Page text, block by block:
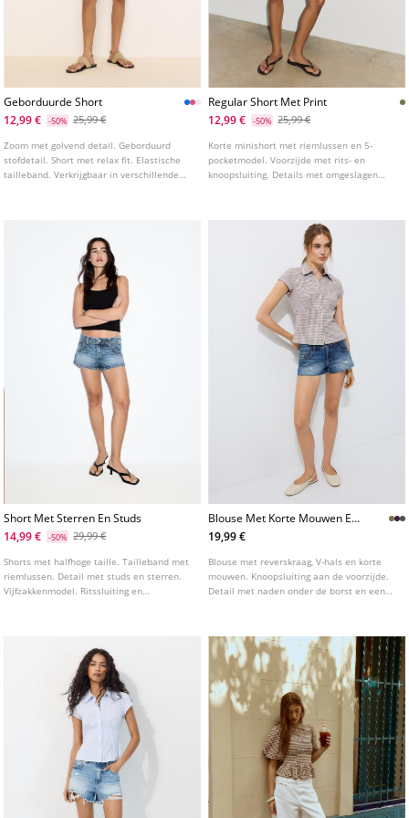
Geborduurde Short
12,99 €
-50% 25,99 €
Zoom met golvend detail. Geborduurd
stofdetail. Short met relax fit. Elastische
tailleband. Verkrijgbaar in verschillende
Regular Short Met Print
12,99 €
-50% 25,99 €
Korte minishort met riemlussen en 5-
pocketmodel. Voorzijde met rits- en
knoopsluiting. Details met omgeslagen
Short Met Sterren En Studs
14,99 €
-50% 29,99 €
Shorts met halfhoge taille. Tailleband met
riemlussen. Detail met studs en sterren.
Vijfzakkenmodel. Ritssluiting en
Blouse Met Korte Mouwen En
Deelnaden Onder De Borst
19,99 €
Blouse met reverskraag, V-hals en korte
mouwen. Knoopsluiting aan de voorzijde.
Detail met naden onder de borst en een